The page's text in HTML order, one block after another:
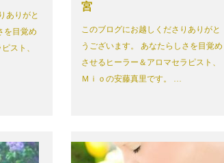
ありがと
を目覚め
スト、
宮
このブログにお越しくださりありがと
うございます。 あなたらしさを目覚め
させるヒーラー＆アロマセラピスト、
Ｍｉｏの安藤真里です。 …